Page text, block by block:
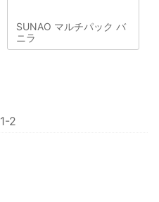
SUNAO マルチパック バ
ニラ
2